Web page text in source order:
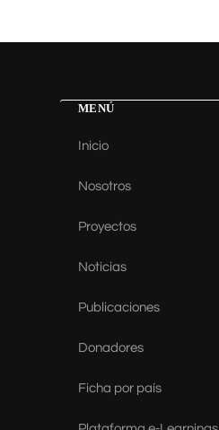
MENÚ
Inicio
Nosotros
Proyectos
Noticias
Publicaciones
Donadores
Ficha por país